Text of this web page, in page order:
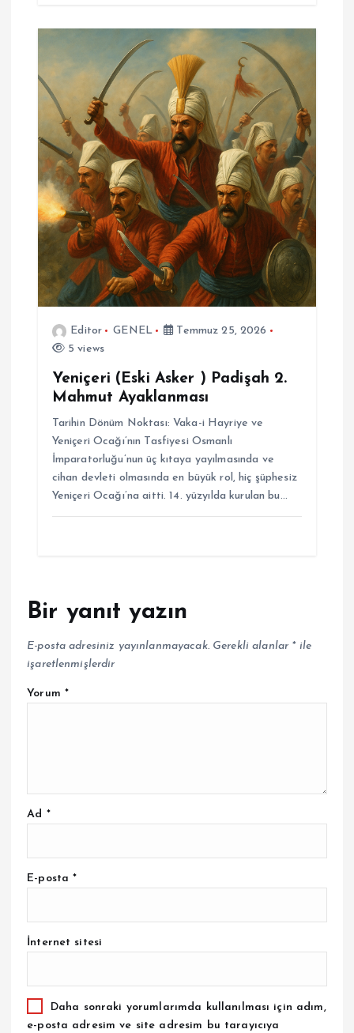
Editor GENEL
Temmuz 25, 2026
5 views
Yeniçeri (Eski Asker ) Padişah 2.
Mahmut Ayaklanması
Tarihin Dönüm Noktası: Vaka-i Hayriye ve
Yeniçeri Ocağı’nın Tasfiyesi Osmanlı
İmparatorluğu’nun üç kıtaya yayılmasında ve
cihan devleti olmasında en büyük rol, hiç şüphesiz
Yeniçeri Ocağı’na aitti. 14. yüzyılda kurulan bu…
Bir yanıt yazın
E-posta adresiniz yayınlanmayacak. Gerekli alanlar *ile
işaretlenmişlerdir
Yorum *
Ad *
E-posta*
İnternet sitesi
Daha sonraki yorumlarımda kullanılması için adım,
e-posta adresim ve site adresim bu tarayıcıya